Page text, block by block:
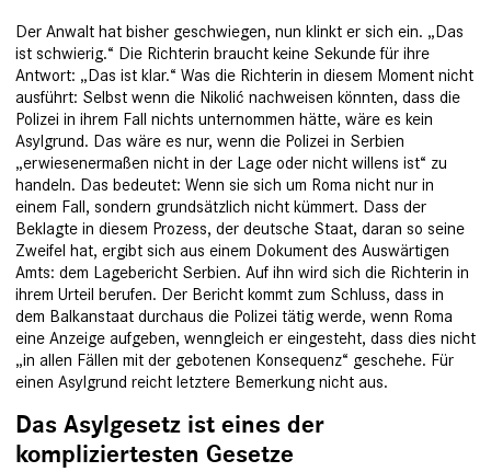
Der Anwalt hat bisher geschwiegen, nun klinkt er sich ein. „Das
ist schwierig.“ Die Richterin braucht keine Sekunde für ihre
Antwort: „Das ist klar.“ Was die Richterin in diesem Moment nicht
ausführt: Selbst wenn die Nikolić nachweisen könnten, dass die
Polizei in ihrem Fall nichts unternommen hätte, wäre es kein
Asylgrund. Das wäre es nur, wenn die Polizei in Serbien
„erwiesenermaßen nicht in der Lage oder nicht willens ist“ zu
handeln. Das bedeutet: Wenn sie sich um Roma nicht nur in
einem Fall, sondern grundsätzlich nicht kümmert. Dass der
Beklagte in diesem Prozess, der deutsche Staat, daran so seine
Zweifel hat, ergibt sich aus einem Dokument des Auswärtigen
Amts: dem Lagebericht Serbien. Auf ihn wird sich die Richterin in
ihrem Urteil berufen. Der Bericht kommt zum Schluss, dass in
dem Balkanstaat durchaus die Polizei tätig werde, wenn Roma
eine Anzeige aufgeben, wenngleich er eingesteht, dass dies nicht
„in allen Fällen mit der gebotenen Konsequenz“ geschehe. Für
einen Asylgrund reicht letztere Bemerkung nicht aus.
Das Asylgesetz ist eines der
kompliziertesten Gesetze